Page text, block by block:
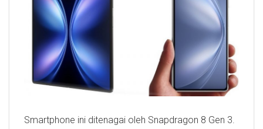
Smartphone ini ditenagai oleh Snapdragon 8 Gen 3.